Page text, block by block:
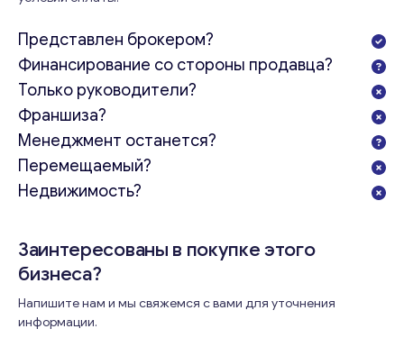
Представлен брокером?
Финансирование со стороны продавца?
Только руководители?
Франшиза?
Менеджмент останется?
Перемещаемый?
Недвижимость?
Заинтересованы в покупке этого
бизнеса?
Напишите нам и мы свяжемся с вами для уточнения
информации.